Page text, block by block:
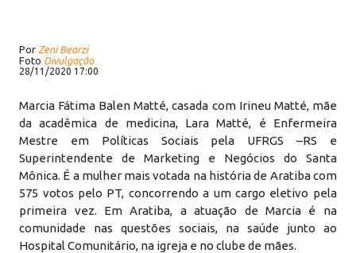
Por Zeni Bearzi
Foto Divulgação
28/11/2020 17:00
Marcia Fátima Balen Matté, casada com Irineu Matté, mãe
da acadêmica de medicina, Lara Matté, é Enfermeira
Mestre em Políticas Sociais pela UFRGS –RS e
Superintendente de Marketing e Negócios do Santa
Mônica. É a mulher mais votada na história de Aratiba com
575 votos pelo PT, concorrendo a um cargo eletivo pela
primeira vez. Em Aratiba, a atuação de Marcia é na
comunidade nas questões sociais, na saúde junto ao
Hospital Comunitário, na igreja e no clube de mães.